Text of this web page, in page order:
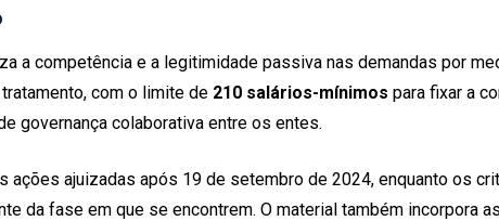
a competência e a legitimidade passiva nas demandas por
com o limite de 210 salários-mínimos para fixar a
governança colaborativa entre os entes.
ações ajuizadas após 19 de setembro de 2024, enquanto os
da fase em que se encontrem. O material também incorpora